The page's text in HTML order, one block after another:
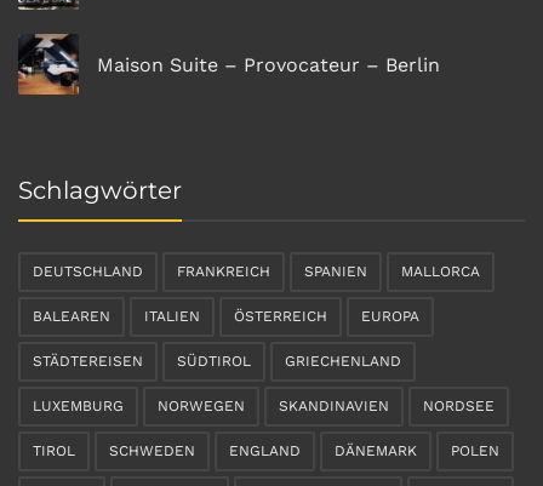
Maison Suite – Provocateur – Berlin
Schlagwörter
DEUTSCHLAND FRANKREICH SPANIEN MALLORCA
BALEAREN ITALIEN ÖSTERREICH EUROPA
STÄDTEREISEN SÜDTIROL GRIECHENLAND
LUXEMBURG NORWEGEN SKANDINAVIEN NORDSEE
TIROL SCHWEDEN ENGLAND DÄNEMARK POLEN